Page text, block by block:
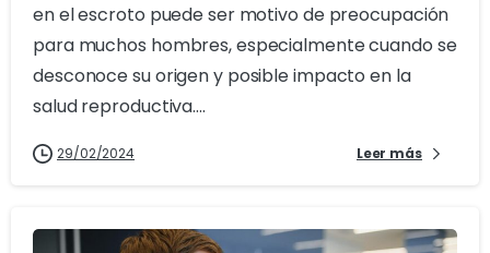
en el escroto puede ser motivo de preocupación
para muchos hombres, especialmente cuando se
desconoce su origen y posible impacto en la
salud reproductiva....
29/02/2024 Leer más